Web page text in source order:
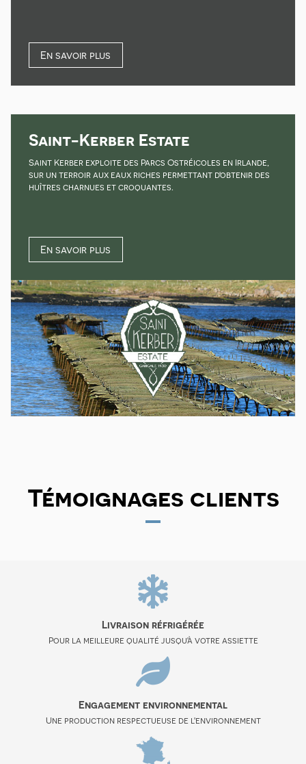
En savoir plus
Saint-Kerber Estate
Saint Kerber exploite des Parcs Ostréicoles en Irlande,
sur un terroir aux eaux riches permettant d'obtenir des
huîtres charnues et croquantes.
En savoir plus
Témoignages clients
Livraison réfrigérée
Pour la meilleure qualité jusqu'à votre assiette
Engagement environnemental
Une production respectueuse de l'environnement